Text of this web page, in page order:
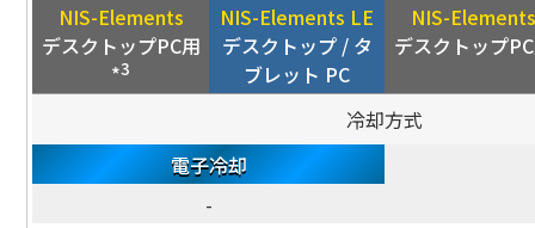
NIS-Elements
デスクトップPC用
*3
NIS-Elements LE
デスクトップ / タ
ブレット PC
NIS-Elements
デスクトップ
冷却方式
電子冷却
-